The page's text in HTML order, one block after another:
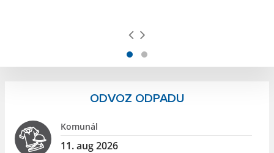
ODVOZ ODPADU
Komunál
11. aug 2026